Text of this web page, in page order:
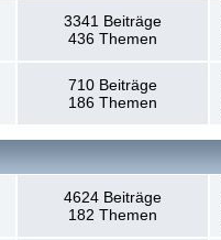
3341 Beiträge
436 Themen
710 Beiträge
186 Themen
4624 Beiträge
182 Themen